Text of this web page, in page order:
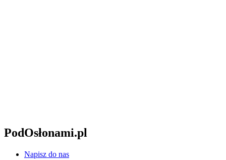
PodOsłonami.pl
Napisz do nas